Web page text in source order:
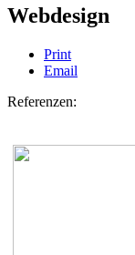
Webdesign
Print
Email
Referenzen: